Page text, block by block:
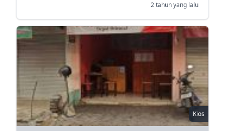
2 tahun yang lalu
Kios